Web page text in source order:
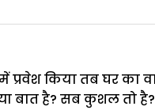
प्रवेश किया तब घर
बात है? सब कुशल तो